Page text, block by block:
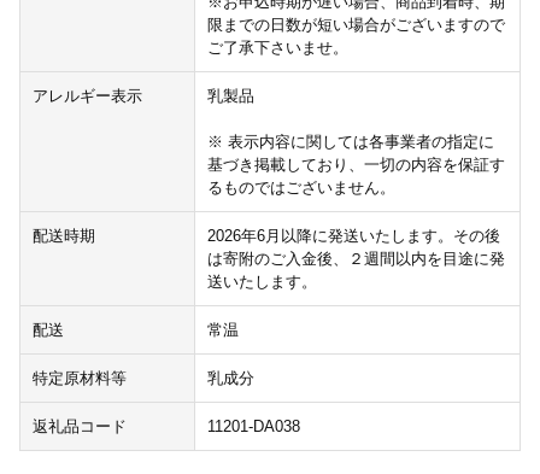
限までの日数が短い場合がございますので
ご了承下さいませ。
アレルギー表示 乳製品
※ 表示内容に関しては各事業者の指定に
基づき掲載しており、一切の内容を保証す
るものではございません。
配送時期
2026年6月以降に発送いたします。その後
は寄附のご入金後、２週間以内を目途に発
送いたします。
配送 常温
特定原材料等 乳成分
返礼品コード 11201-DA038